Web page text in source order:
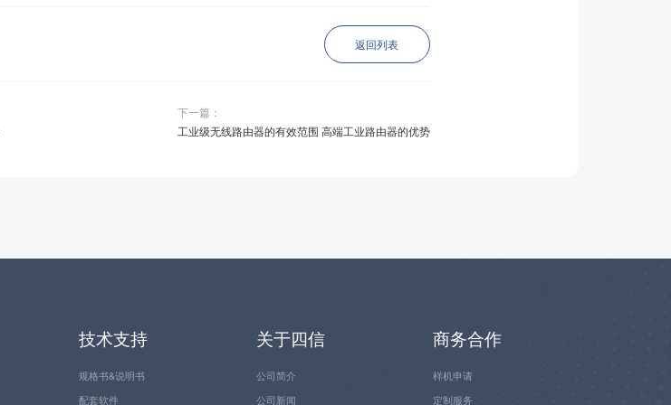
返回列表
下一篇：
工业级无线路由器的有效范围 高端工业路由器的优势
技术支持
规格书&说明书
配套软件
关于四信
公司简介
公司新闻
商务合作
样机申请
定制服务